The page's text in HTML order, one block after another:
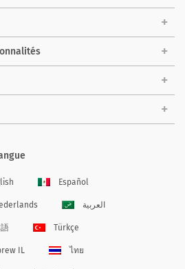
Español
العربية
Türkçe
IL ไทย